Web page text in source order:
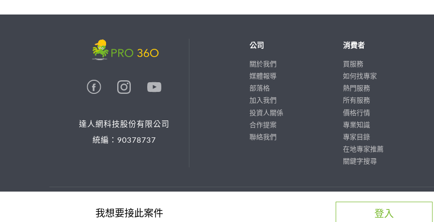
我想要接此案件 登入
達人網科技股份有限公司
統編：90378737
公司
關於我們
媒體報導
部落格
加入我們
投資人關係
合作提案
聯絡我們
消費者
買服務
如何找專家
熱門服務
所有服務
價格行情
專業知識
專家目錄
在地專家推薦
關鍵字搜尋
© 2026 PRO36O. All rights reserved.